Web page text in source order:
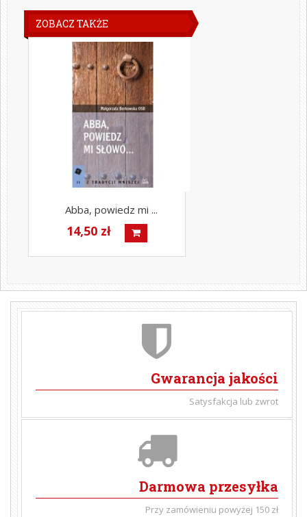
ZOBACZ TAKŻE
Abba, powiedz mi ...
14,50 zł
Gwarancja jakości
Satysfakcja lub zwrot
Darmowa przesyłka
Przy zamówieniu powyżej 150 zł